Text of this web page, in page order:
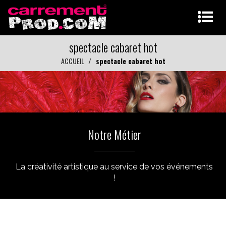
spectacle cabaret hot
ACCUEIL spectacle cabaret hot
Notre Métier
La créativité artistique au service de vos événements
!